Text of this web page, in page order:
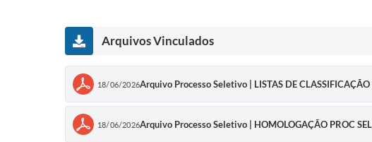
Arquivos Vinculados
18/06/2026Arquivo Processo Seletivo | LISTAS DE
18/06/2026Arquivo Processo Seletivo | HOMOLOGAÇÃO PROC